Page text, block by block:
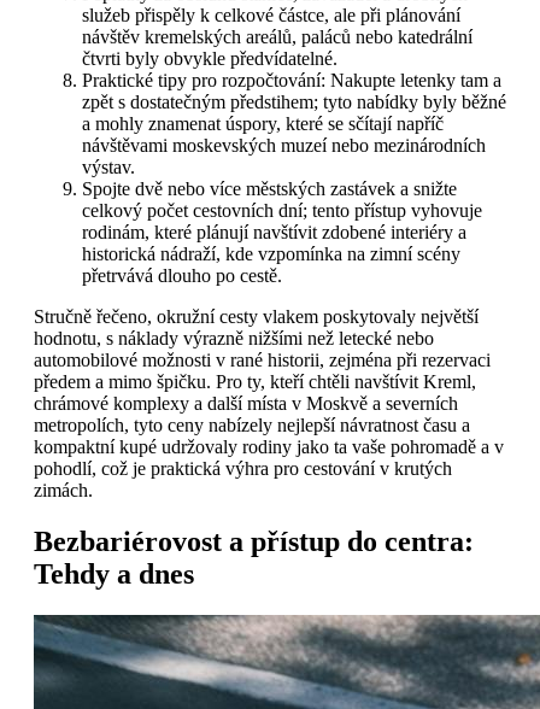
služeb přispěly k celkové částce, ale při plánování
návštěv kremelských areálů, paláců nebo katedrální
čtvrti byly obvykle předvídatelné.
Praktické tipy pro rozpočtování: Nakupte letenky tam a
zpět s dostatečným předstihem; tyto nabídky byly běžné
a mohly znamenat úspory, které se sčítají napříč
návštěvami moskevských muzeí nebo mezinárodních
výstav.
Spojte dvě nebo více městských zastávek a snižte
celkový počet cestovních dní; tento přístup vyhovuje
rodinám, které plánují navštívit zdobené interiéry a
historická nádraží, kde vzpomínka na zimní scény
přetrvává dlouho po cestě.
Stručně řečeno, okružní cesty vlakem poskytovaly největší
hodnotu, s náklady výrazně nižšími než letecké nebo
automobilové možnosti v rané historii, zejména při rezervaci
předem a mimo špičku. Pro ty, kteří chtěli navštívit Kreml,
chrámové komplexy a další místa v Moskvě a severních
metropolích, tyto ceny nabízely nejlepší návratnost času a
kompaktní kupé udržovaly rodiny jako ta vaše pohromadě a v
pohodlí, což je praktická výhra pro cestování v krutých
zimách.
Bezbariérovost a přístup do centra:
Tehdy a dnes